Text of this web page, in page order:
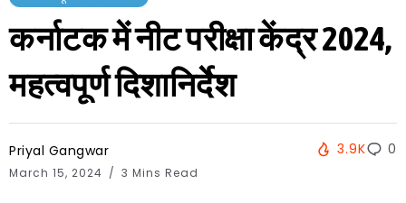
कर्नाटक में नीट परीक्षा केंद्र 2024,
महत्वपूर्ण दिशानिर्देश
Priyal Gangwar
March 15, 2024 3 Mins Read
3.9K 0